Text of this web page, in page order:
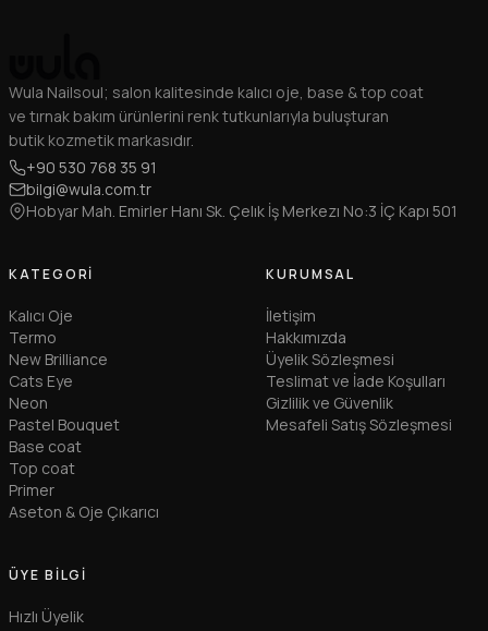
Wula Nailsoul; salon kalitesinde kalıcı oje, base & top coat
ve tırnak bakım ürünlerini renk tutkunlarıyla buluşturan
butik kozmetik markasıdır.
+90 530 768 35 91
bilgi@wula.com.tr
Hobyar Mah. Emirler Hanı Sk. Çelık İş Merkezı No:3 İÇ Kapı 501
KATEGORI
Kalıcı Oje
Termo
New Brilliance
Cats Eye
Neon
Pastel Bouquet
Base coat
Top coat
Primer
Aseton & Oje Çıkarıcı
KURUMSAL
İletişim
Hakkımızda
Üyelik Sözleşmesi
Teslimat ve İade Koşulları
Gizlilik ve Güvenlik
Mesafeli Satış Sözleşmesi
ÜYE BILGI
Hızlı Üyelik